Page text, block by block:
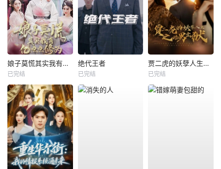
娘子莫慌其实我有亿点点修为
已完结
绝代王者
已完结
贾二虎的妖孽人生之皓男出狱
已完结